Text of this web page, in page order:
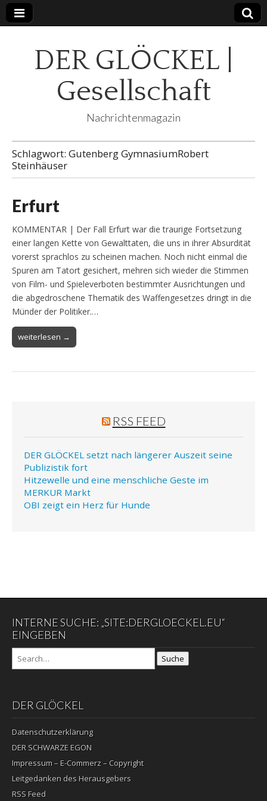
DER GLÖCKEL |
Gesellschaft
Nachrichtenmagazin
Schlagwort: Gutenberg GymnasiumRobert
Steinhäuser
Erfurt
KOMMENTAR | Der Fall Erfurt war die traurige Fortsetzung
einer langen Kette von Gewalttaten, die uns in ihrer Absurdität
vorerst sprachlos zu scheinen machen. Noch nicht einmal die
Spuren am Tatort gesichert, mehren sich wieder die Stimmen
von Film- und Spieleverboten bestimmter Ausrichtungen und
die abgedroschene Thematik des Waffengesetzes dringt in die
Münder der Politiker.…
weiterlesen →
RSS FEED
DER GLÖCKEL setzt nach längerer Auszeit seine
Publizistik fort
Hitzewelle und eine menschliche Geste im
MERKUR Markt
OBI zeigt ein Herz für Hunde
INTERNE SUCHE: „SITE:DERGLOECKEL.EU“
EINGEBEN
Suche
DER GLÖCKEL
Datenschutzerklärung
DER SCHWARZE EGON
Impressum – E-Commerz – Copyright
Leitgedanken des Herausgebers
RSS Feed